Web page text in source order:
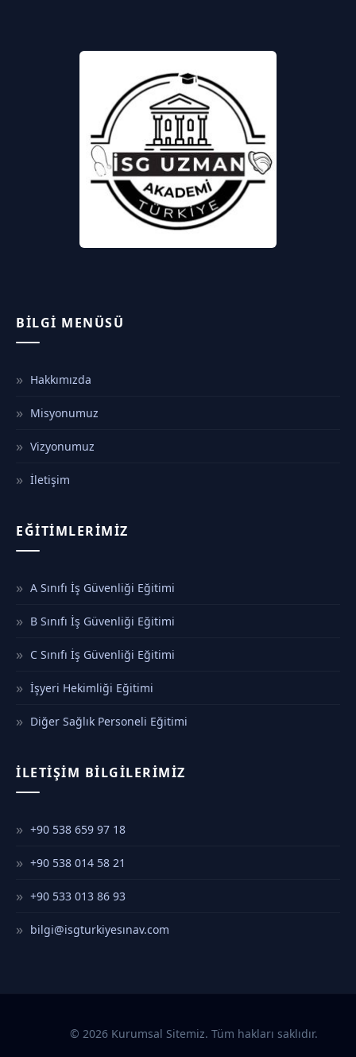
BILGI MENÜSÜ
Hakkımızda
Misyonumuz
Vizyonumuz
İletişim
EĞITIMLERIMIZ
A Sınıfı İş Güvenliği Eğitimi
B Sınıfı İş Güvenliği Eğitimi
C Sınıfı İş Güvenliği Eğitimi
İşyeri Hekimliği Eğitimi
Diğer Sağlık Personeli Eğitimi
İLETIŞIM BILGILERIMIZ
+90 538 659 97 18
+90 538 014 58 21
+90 533 013 86 93
bilgi@isgturkiyesınav.com
© 2026 Kurumsal Sitemiz. Tüm hakları saklıdır.